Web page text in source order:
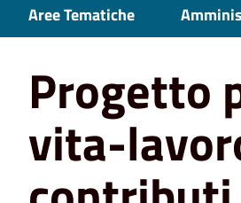
Aree Tematiche
Home News Giovani
Progetto
vita-